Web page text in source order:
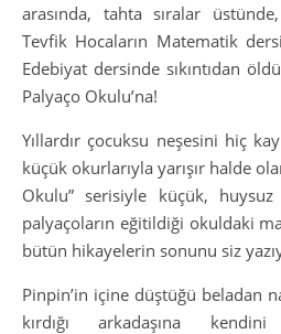
arasında, tahta sıralar
Tevfik Hocaların Matematik
Edebiyat dersinde sıkıntıdan
Palyaço Okulu’na!
Yıllardır çocuksu neşesini hiç
küçük okurlarıyla yarışır halde
Okulu” serisiyle küçük,
palyaçoların eğitildiği okuldaki
bütün hikayelerin sonunu siz
Pinpin’in içine düştüğü beladan
kırdığı arkadaşına